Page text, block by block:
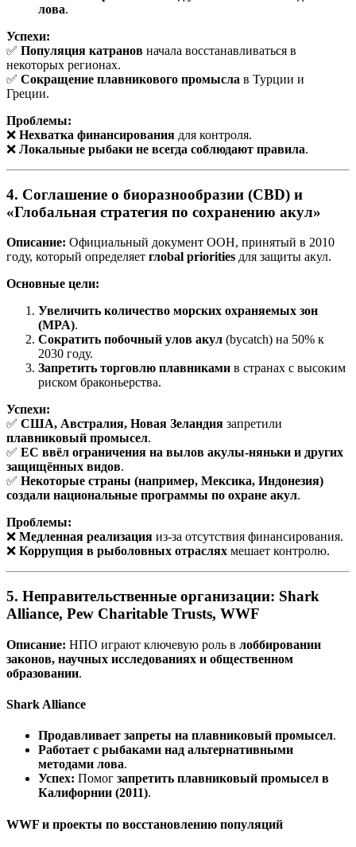
лова.
Успехи:
✅ Популяция катранов начала восстанавливаться в
некоторых регионах.
✅ Сокращение плавникового промысла в Турции и
Греции.
Проблемы:
❌ Нехватка финансирования для контроля.
❌ Локальные рыбаки не всегда соблюдают правила.
4. Соглашение о биоразнообразии (CBD) и
«Глобальная стратегия по сохранению акул»
Описание: Официальный документ ООН, принятый в 2010
году, который определяет глobal priorities для защиты акул.
Основные цели:
Увеличить количество морских охраняемых зон
(MPA).
Сократить побочный улов акул (bycatch) на 50% к
2030 году.
Запретить торговлю плавниками в странах с высоким
риском браконьерства.
Успехи:
✅ США, Австралия, Новая Зеландия запретили
плавниковый промысел.
✅ ЕС ввёл ограничения на вылов акулы-няньки и других
защищённых видов.
✅ Некоторые страны (например, Мексика, Индонезия)
создали национальные программы по охране акул.
Проблемы:
❌ Медленная реализация из-за отсутствия финансирования.
❌ Коррупция в рыболовных отраслях мешает контролю.
5. Неправительственные организации: Shark
Alliance, Pew Charitable Trusts, WWF
Описание: НПО играют ключевую роль в лоббировании
законов, научных исследованиях и общественном
образовании.
Shark Alliance
Продавливает запреты на плавниковый промысел.
Работает с рыбаками над альтернативными
методами лова.
Успех: Помог запретить плавниковый промысел в
Калифорнии (2011).
WWF и проекты по восстановлению популяций